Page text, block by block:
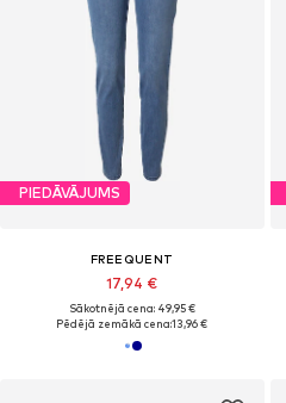
PIEDĀVĀJUMS
FREEQUENT
17,94 €
Sākotnējā cena: 49,95 €
Pēdējā zemākā cena:13,96 €